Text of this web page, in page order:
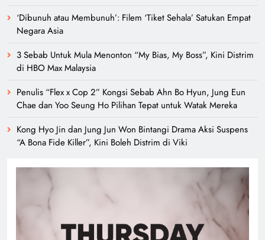
‘Dibunuh atau Membunuh’: Filem ‘Tiket Sehala’ Satukan Empat
Negara Asia
3 Sebab Untuk Mula Menonton “My Bias, My Boss”, Kini Distrim
di HBO Max Malaysia
Penulis “Flex x Cop 2” Kongsi Sebab Ahn Bo Hyun, Jung Eun
Chae dan Yoo Seung Ho Pilihan Tepat untuk Watak Mereka
Kong Hyo Jin dan Jung Jun Won Bintangi Drama Aksi Suspens
“A Bona Fide Killer”, Kini Boleh Distrim di Viki